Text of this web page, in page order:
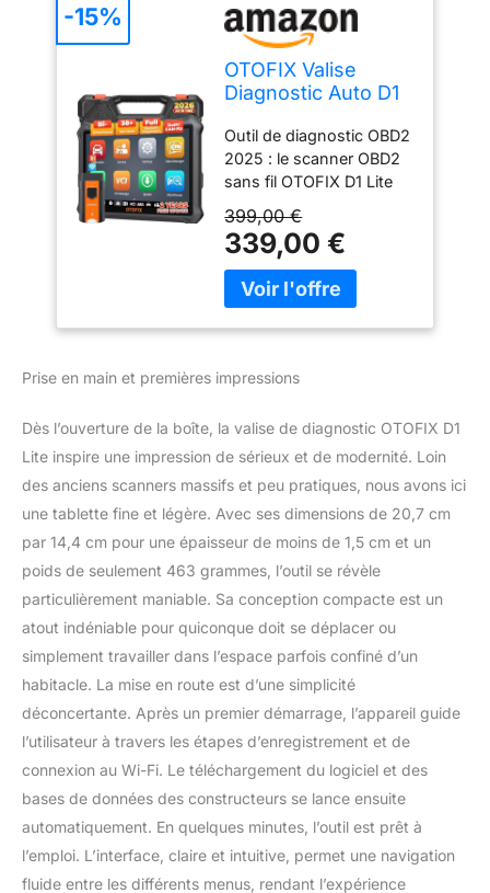
OTOFIX Valise
Diagnostic Auto D1
Diagnostic Voiture
du système avec
Test Actif, 38+
Fonctions de
Service,
réinitialisation de
l'huile, EPB, SAS,
BMS, 2 Ans de Mise
à Jour Gratuite
Outil de diagnostic OBD2
2025 : le scanner OBD2
sans fil OTOFIX D1 Lite
configuration matérielle
améliorée et d'une
couverture de voiture. Le
D1 Lite récemment mis à
cœurs 2 Go de RAM +
capacité de stockage
Grande batterie de 5800
mAh, diagnostic plus
stable et plus durable
d'action Diagnostic
complet du système 21+
langues prises en charge
100 000 + couverture du
véhicule pour répondre
tous vos besoins
d'entretien quotidien.
【Contrôle
bidirectionnel/test actif】
Le scanner D1 Lite OBD2
dispose d'un contrôle
bidirectionnel (plus de
300 $), ce qui est la
caractéristique la plus
399,00 €
339,00 €
-15%
Prise en main et premières impressions
Dès l’ouverture de la boîte, la valise de diagnostic OTOFIX D1
Lite inspire une impression de sérieux et de modernité. Loin
des anciens scanners massifs et peu pratiques, nous avons ici
une tablette fine et légère. Avec ses dimensions de 20,7 cm
par 14,4 cm pour une épaisseur de moins de 1,5 cm et un
poids de seulement 463 grammes, l’outil se révèle
particulièrement maniable. Sa conception compacte est un
atout indéniable pour quiconque doit se déplacer ou
simplement travailler dans l’espace parfois confiné d’un
habitacle. La mise en route est d’une simplicité
déconcertante. Après un premier démarrage, l’appareil guide
l’utilisateur à travers les étapes d’enregistrement et de
connexion au Wi-Fi. Le téléchargement du logiciel et des
bases de données des constructeurs se lance ensuite
automatiquement. En quelques minutes, l’outil est prêt à
l’emploi. L’interface, claire et intuitive, permet une navigation
fluide entre les différents menus, rendant l’expérience